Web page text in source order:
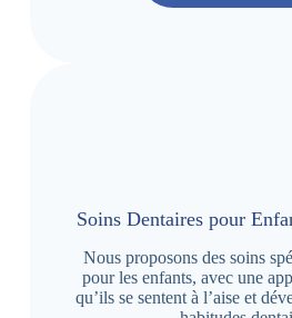
Soins Dentaires pour
Nous proposons des soins
pour les enfants, avec une
qu’ils se sentent à l’aise et